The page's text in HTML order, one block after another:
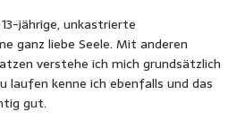
jährige, unkastrierte
ganz liebe Seele. Mit anderen
verstehe ich mich grundsätzlich
laufen kenne ich ebenfalls und das
gut.